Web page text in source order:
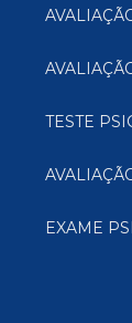
TESTE
EXAME